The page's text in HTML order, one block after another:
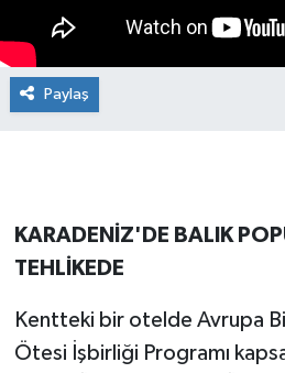
Paylaş
KARADENİZ'DE BALIK
TEHLİKEDE
Kentteki bir otelde Avrupa
Ötesi İşbirliği Programı